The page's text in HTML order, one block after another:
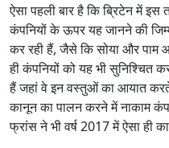
ऐसा पहली बार है कि ब्रिटेन में इस
कंपनियों के ऊपर यह जानने की
कर रही हैं, जैसे कि सोया और पाम
ही कंपनियों को यह भी सुनिश्चित
हैं जहां वे इन वस्तुओं का आयात
कानून का पालन करने में नाकाम
फ्रांस ने भी वर्ष 2017 में ऐसा ही